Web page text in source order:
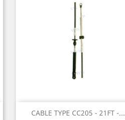
CABLE TYPE CC205 - 21FT -...
Aperçu rapide